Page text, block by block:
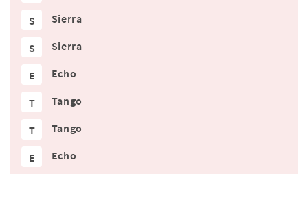
S
Sierra
S Sierra
E Echo
T Tango
T Tango
E Echo